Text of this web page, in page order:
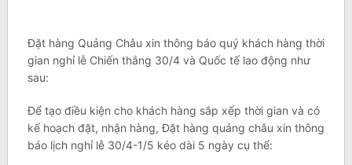
Đặt hàng Quảng Châu xin thông báo quý khách hàng thời
gian nghỉ lễ Chiến thắng 30/4 và Quốc tế lao động như
sau:
Để tạo điều kiện cho khách hàng sắp xếp thời gian và có
kế hoạch đặt, nhận hàng, Đặt hàng quảng châu xin thông
báo lịch nghỉ lễ 30/4-1/5 kéo dài 5 ngày cụ thể: